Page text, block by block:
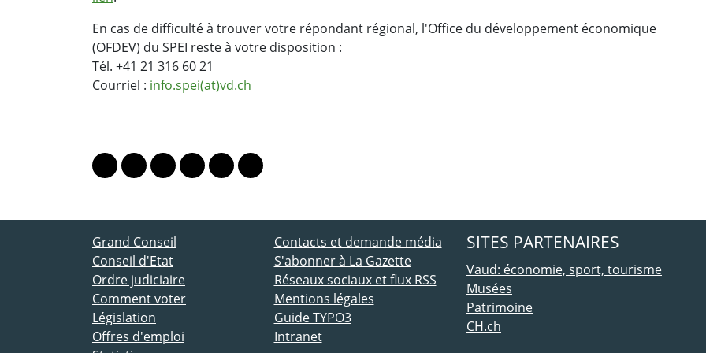
En cas de difficulté à trouver votre répondant régional, l'Office du développement économique
(OFDEV) du SPEI reste à votre disposition :
Tél. +41 21 316 60 21
Courriel : info.spei(at)vd.ch
Lien vers le profil Mastodon
Lien vers le profil Bluesky
Lien vers le profil Instagram
Lien vers le profil Linkedin
Lien vers le profil Facebook
Lien vers le profil Twitter
ACCÈS DIRECT
Grand Conseil
Conseil d'Etat
Ordre judiciaire
Comment voter
Législation
Offres d'emploi
Contacts et demande média
S'abonner à La Gazette
Réseaux sociaux et flux RSS
Mentions légales
Guide TYPO3
Intranet
SITES PARTENAIRES
Vaud: économie, sport, tourisme
Musées
Patrimoine
CH.ch